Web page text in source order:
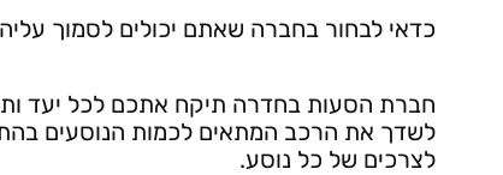
כדאי לבחור בחברה שאתם יכולים לסמוך
חברת הסעות בחדרה תיקח אתכם לכל יעד
לשדך את הרכב המתאים לכמות הנוסעים
לצרכים של כל נוסע.